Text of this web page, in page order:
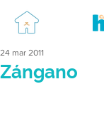
Zángano
24 mar 2011